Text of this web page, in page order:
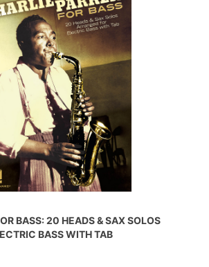
BASS: 20 HEADS & SAX SOLOS
BASS WITH TAB